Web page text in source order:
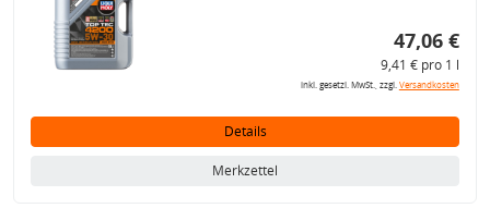
47,06 €
9,41 € pro 1 l
inkl. gesetzl. MwSt., zzgl.Versandkosten
Details
Merkzettel